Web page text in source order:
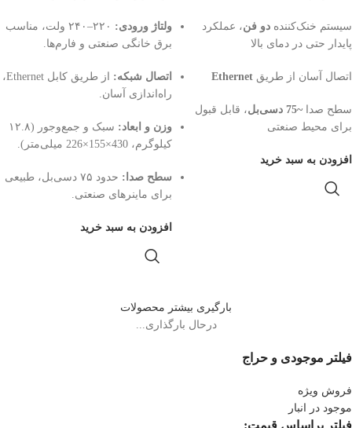
فیلتر موجودی و حراج
فروش ویژه
موجود در انبار
فیلتر براساس قیمت:
سیستم خنک‌کننده دو فن، عملکرد
پایدار حتی در دمای بالا
اتصال آسان از طریق Ethernet
سطح صدا ~75 دسی‌بل
، قابل قبول
برای محیط صنعتی
افزودن به سبد خرید
ولتاژ ورودی:
۲۲۰–۲۴۰ ولت، مناسب
برق خانگی صنعتی و فارم‌ها.
اتصال شبکه:
از طریق کابل Ethernet،
راه‌اندازی آسان.
وزن و ابعاد:
سبک و جمع‌وجور (۱۲.۸
کیلوگرم، 430×155×226 میلی‌متر).
سطح صدا:
حدود ۷۵ دسی‌بل، طبیعی
برای ماینرهای صنعتی.
افزودن به سبد خرید
بارگیری بیشتر محصولات
درحال بارگذاری...